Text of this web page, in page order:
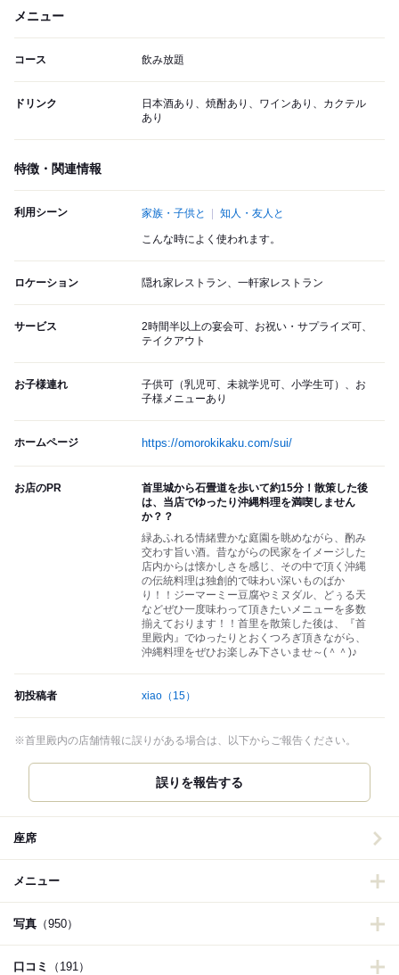
メニュー
コース 飲み放題
ドリンク
日本酒あり、焼酎あり、ワインあり、カクテル
あり
特徴・関連情報
利用シーン 家族・子供と 知人・友人と
こんな時によく使われます。
ロケーション 隠れ家レストラン、一軒家レストラン
サービス
2時間半以上の宴会可、お祝い・サプライズ可、
テイクアウト
お子様連れ
子供可（乳児可、未就学児可、小学生可）、お
子様メニューあり
ホームページ https://omorokikaku.com/sui/
お店のPR
首里城から石畳道を歩いて約15分！散策した後
は、当店でゆったり沖縄料理を満喫しません
か？？
緑あふれる情緒豊かな庭園を眺めながら、酌み
交わす旨い酒。昔ながらの民家をイメージした
店内からは懐かしさを感じ、その中で頂く沖縄
の伝統料理は独創的で味わい深いものばか
り！！ジーマーミー豆腐やミヌダル、どぅる天
などぜひ一度味わって頂きたいメニューを多数
揃えております！！首里を散策した後は、『首
里殿内』でゆったりとおくつろぎ頂きながら、
沖縄料理をぜひお楽しみ下さいませ～(＾＾)♪
初投稿者 xiao （15）
※首里殿内の店舗情報に誤りがある場合は、以下からご報告ください。
誤りを報告する
座席
メニュー
写真 （950）
口コミ （191）